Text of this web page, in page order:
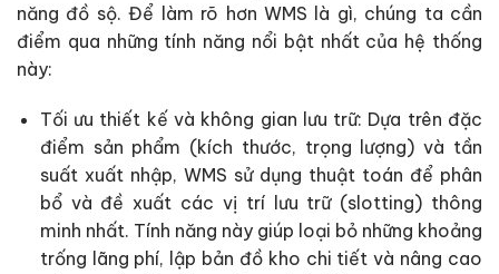
năng đồ sộ. Để làm rõ hơn WMS là gì, chúng ta cần
điểm qua những tính năng nổi bật nhất của hệ thống
này:
Tối ưu thiết kế và không gian lưu trữ: Dựa trên đặc
điểm sản phẩm (kích thước, trọng lượng) và tần
suất xuất nhập, WMS sử dụng thuật toán để phân
bổ và đề xuất các vị trí lưu trữ (slotting) thông
minh nhất. Tính năng này giúp loại bỏ những khoảng
trống lãng phí, lập bản đồ kho chi tiết và nâng cao